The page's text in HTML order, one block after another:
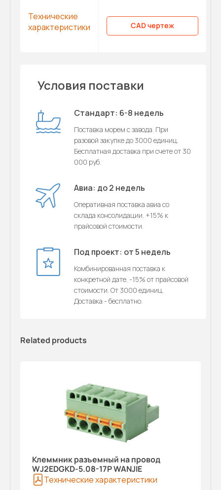
Технические
характеристики
CAD чертеж
Условия поставки
Стандарт: 6-8 недель
Поставка морем с завода. При
разовой закупке до 3000 единиц.
Бесплатная доставка при счете от 30
000 руб.
Авиа: до 2 недель
Оперативная поставка авиа со
склада консолидации. +15% к
прайсовой стоимости.
Под проект: от 5 недель
Комбинированная поставка к
конкретной дате. -15% от прайсовой
стоимости. От 3000 единиц.
Доставка - бесплатно.
Related products
Клеммник разъемный на провод
WJ2EDGKD-5.08-17P WANJIE
Технические характеристики